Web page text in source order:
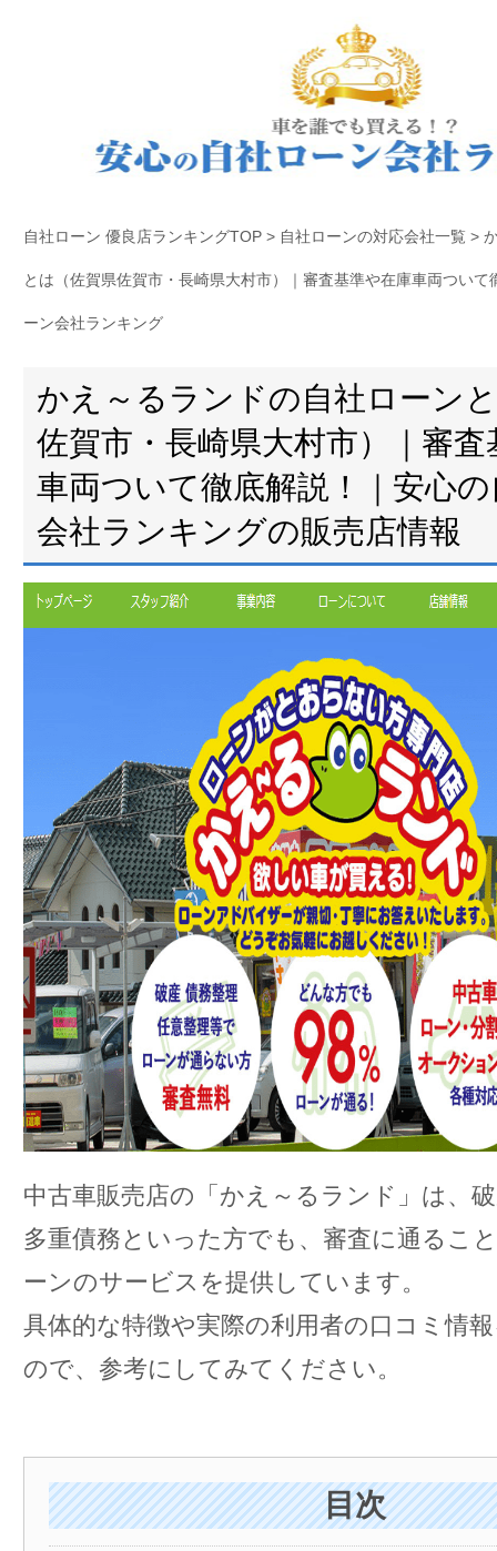
自社ローン 優良店ランキングTOP> 自社ローンの対応会社一覧 >
とは（佐賀県佐賀市・長崎県大村市）｜審査基準や在庫車両ついて
ーン会社ランキング
かえ～るランドの自社ローン
佐賀市・長崎県大村市）｜審査
車両ついて徹底解説！｜安心
会社ランキングの販売店情報
中古車販売店の「かえ～るランド」は、
多重債務といった方でも、審査に通るこ
ーンのサービスを提供しています。
具体的な特徴や実際の利用者の口コミ情
ので、参考にしてみてください。
目次